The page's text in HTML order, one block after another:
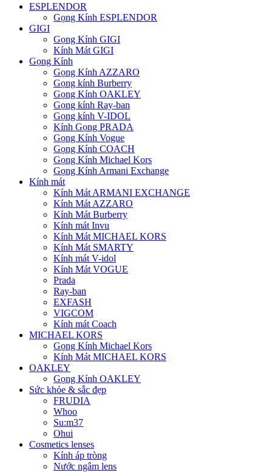
ESPLENDOR
Gọng Kính ESPLENDOR
GIGI
Gọng Kính GIGI
Kính Mát GIGI
Gọng Kính
Gọng Kính AZZARO
Gọng kính Burberry
Gọng Kính OAKLEY
Gọng kính Ray-ban
Gọng kính V-IDOL
Kính Gọng PRADA
Gọng Kính Vogue
Gọng Kính COACH
Gọng Kính Michael Kors
Gọng Kính Armani Exchange
Kính mát
Kính Mát ARMANI EXCHANGE
Kính Mát AZZARO
Kính Mát Burberry
Kính mát Invu
Kính Mát MICHAEL KORS
Kính Mát SMARTY
Kính mát V-idol
Kính Mát VOGUE
Prada
Ray-ban
EXFASH
VIGCOM
Kính mát Coach
MICHAEL KORS
Gọng Kính Michael Kors
Kính Mát MICHAEL KORS
OAKLEY
Gọng Kính OAKLEY
Sức khỏe & sắc đẹp
FRUDIA
Whoo
Su:m37
Ohui
Cosmetics lenses
Kính áp tròng
Nước ngâm lens